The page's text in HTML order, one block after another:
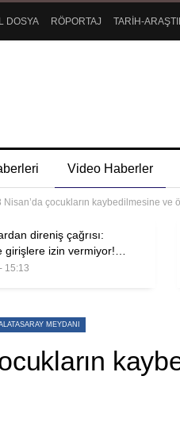
DOSYA RÖPORTAJ TARİH-
Video Haberler
Nisan’da çocukların kaybedilmesine ve
direniş çağrısı:
girişlere izin vermiyor!…
15:13
MEYDANI